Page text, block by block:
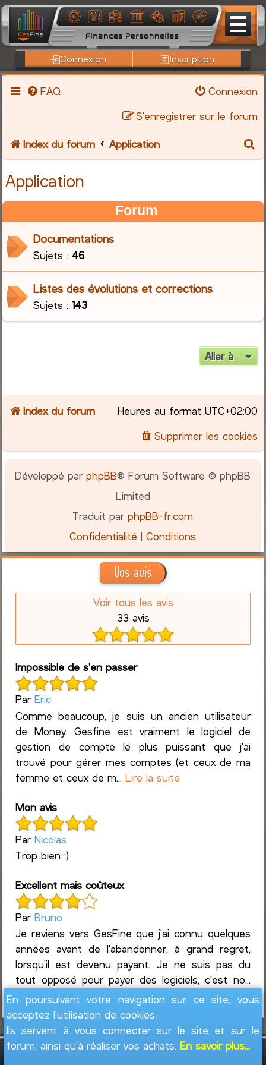
Connexion Inscription
FAQ
Connexion
S’enregistrer sur le forum
Index du forum Application
r
Application
Forum
Documentations
Sujets : 46
Listes des évolutions et corrections
Sujets :143
Aller à
Index du forum Heures au format UTC+02:00
Supprimer les cookies
Développé parphpBB® Forum Software © phpBB
Limited
Traduit parphpBB-fr.com
Confidentialité |Conditions
Vos avis
Voir tous les avis
33 avis
Impossible de s'en passer
ParEric
Comme beaucoup, je suis un ancien utilisateur
de Money. Gesfine est vraiment le logiciel de
gestion de compte le plus puissant que j'ai
trouvé pour gérer mes comptes (et ceux de ma
femme et ceux de m...Lire la suite
Mon avis
ParNicolas
Trop bien :)
Excellent mais coûteux
ParBruno
Je reviens vers GesFine que j'ai connu quelques
années avant de l'abandonner, à grand regret,
lorsqu'il est devenu payant. Je ne suis pas du
tout opposé pour payer des logiciels, c'est no...
Lire la suite
En poursuivant votre navigation sur ce site, vous
acceptez l'utilisation de cookies.
Ils servent à vous connecter sur le site et sur le
forum, ainsi qu'à réaliser vos achats.En savoir plus...
GesFine - Copyright © 2008 - 2026Jacques